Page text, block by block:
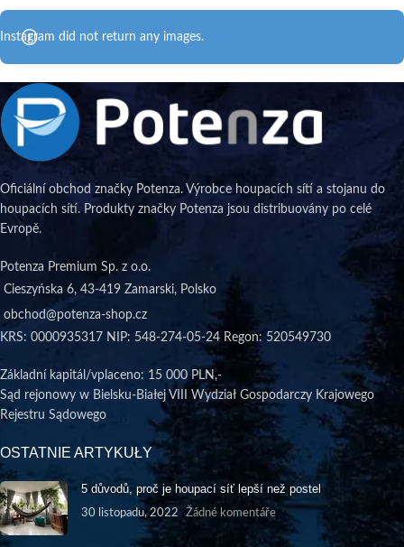
Instagram did not return any images.
Oficiální obchod značky Potenza. Výrobce houpacích sítí a stojanu do
houpacích sítí. Produkty značky Potenza jsou distribuovány po celé
Evropě.
Potenza Premium Sp. z o.o.
Cieszyńska 6, 43-419 Zamarski, Polsko
obchod@potenza-shop.cz
KRS: 0000935317 NIP: 548-274-05-24 Regon: 520549730
Základní kapitál/vplaceno: 15 000 PLN,-
Sąd rejonowy w Bielsku-Białej VIII Wydział Gospodarczy Krajowego
Rejestru Sądowego
OSTATNIE ARTYKUŁY
5 důvodů, proč je houpací síť lepší než postel
30 listopadu, 2022 Žádné komentáře